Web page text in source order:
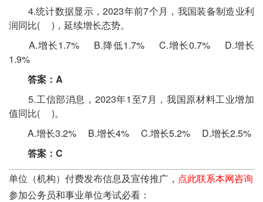
4.统计数据显示，2023年前7个月，我国装备制造业利
润同比( )，延续增长态势。
A.增长1.7% B.降低1.7% C.增长0.7% D.增长
1.9%
答案：A
5.工信部消息，2023年1至7月，我国原材料工业增加
值同比( )。
A.增长3.2% B.增长4% C.增长5.2% D.增长2.5%
答案：C
单位（机构）付费发布信息及宣传推广， 点此联系本网咨询
参加公务员和事业单位考试必看：